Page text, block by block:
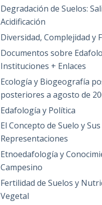
Degradación de Suelos:
Acidificación
Diversidad, Complejidad y
Documentos sobre
Instituciones + Enlaces
Ecología y Biogeografía
posteriores a agosto de
Edafología y Política
El Concepto de Suelo y Sus
Representaciones
Etnoedafología y
Campesino
Fertilidad de Suelos y
Vegetal